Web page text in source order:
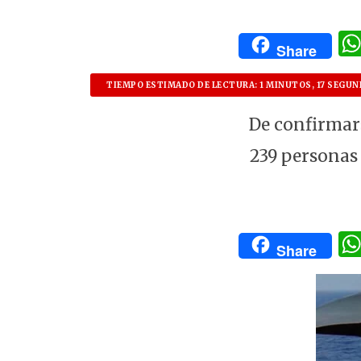
Share
TIEMPO ESTIMADO DE LECTURA: 1 MINUTOS, 17
De
239
Share